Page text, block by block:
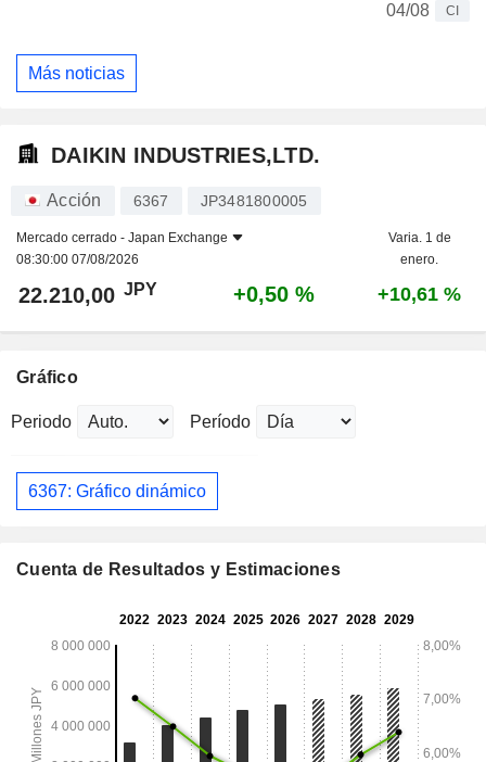
04/08
CI
Más noticias
DAIKIN INDUSTRIES,LTD.
Acción 6367 JP3481800005
Mercado cerrado - Japan Exchange
08:30:00 07/08/2026
Varia. 1 de
enero.
22.210,00 JPY +0,50 % +10,61 %
Gráfico
Periodo Período
6367: Gráfico dinámico
Cuenta de Resultados y Estimaciones